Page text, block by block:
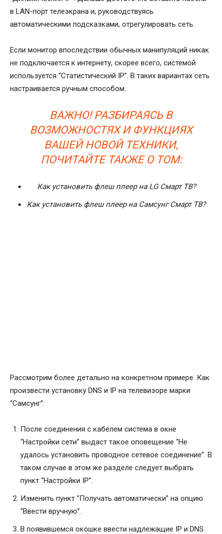
в LAN-порт телеэкрана и, руководствуясь
автоматическими подсказками, отрегулировать сеть.
Если монитор впоследствии обычных манипуляций никак
не подключается к интернету, скорее всего, системой
используется “Статистический IP”. В таких вариантах сеть
настраивается ручным способом.
ВАЖНО! РАЗБИРАЯСЬ В
ВОЗМОЖНОСТЯХ И ФУНКЦИЯХ
ВАШЕЙ НОВОЙ ТЕХНИКИ,
ПОЧИТАЙТЕ ТАКЖЕ О ТОМ:
Как установить флеш плеер на LG Смарт ТВ?
Как установить флеш плеер на Самсунг Смарт ТВ?
Рассмотрим более детально на конкретном примере. Как
произвести установку DNS и IP на телевизоре марки
“Самсунг”:
После соединения с кабелем система в окне
“Настройки сети” выдаст такое оповещение “Не
удалось установить проводное сетевое соединение”. В
таком случае в этом же разделе следует выбрать
пункт “Настройки IP”.
Изменить пункт “Получать автоматически” на опцию
“Ввести вручную”.
В появившемся окошке ввести надлежащие IP и DNS.